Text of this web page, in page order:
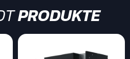
PRODUKTE